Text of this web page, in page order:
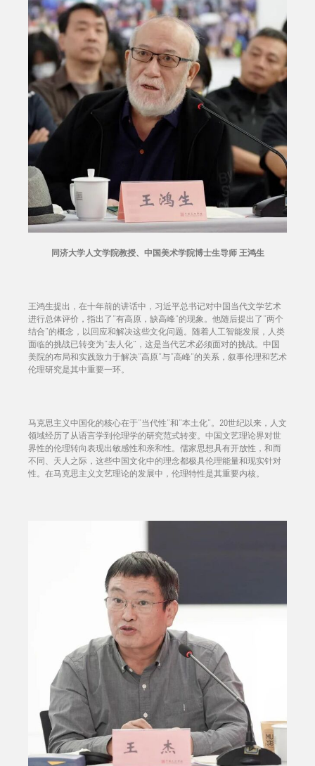
同济大学人文学院教授、中国美术学院博士生导师 王鸿生
王鸿生提出，在十年前的讲话中，习近平总书记对中国当代文学艺术
进行总体评价，指出了“有高原，缺高峰”的现象。他随后提出了“两个
结合”的概念，以回应和解决这些文化问题。随着人工智能发展，人类
面临的挑战已转变为“去人化”，这是当代艺术必须面对的挑战。中国
美院的布局和实践致力于解决“高原”与“高峰”的关系，叙事伦理和艺术
伦理研究是其中重要一环。
马克思主义中国化的核心在于“当代性”和“本土化”。20世纪以来，人文
领域经历了从语言学到伦理学的研究范式转变。中国文艺理论界对世
界性的伦理转向表现出敏感性和亲和性。儒家思想具有开放性，和而
不同、天人之际，这些中国文化中的理念都极具伦理能量和现实针对
性。在马克思主义文艺理论的发展中，伦理特性是其重要内核。